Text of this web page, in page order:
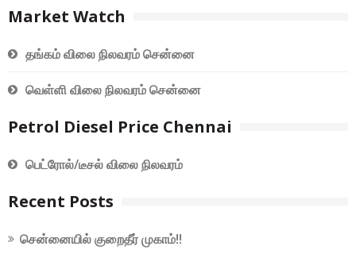
Market Watch
தங்கம் விலை நிலவரம் சென்னை
வெள்ளி விலை நிலவரம் சென்னை
Petrol Diesel Price Chennai
பெட்ரோல்/டீசல் விலை நிலவரம்
Recent Posts
சென்னையில் குறைதீர் முகாம்!!